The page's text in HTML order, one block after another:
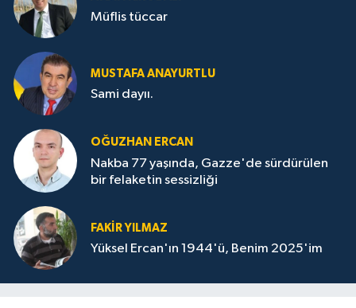
Müflis tüccar
MUSTAFA ANAYURTLU
Sami dayıı.
OĞUZHAN ERCAN
Nakba 77 yaşında, Gazze'de sürdürülen
bir felaketin sessizliği
FAKİR YILMAZ
Yüksel Ercan'ın 1944'ü, Benim 2025'im